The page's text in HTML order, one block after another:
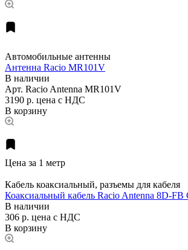
Автомобильные антенны
Антенна Racio MR101V
В наличии
Арт. Racio Antenna MR101V
3190 р. цена с НДС
В корзину
Цена за 1 метр
Кабель коаксиальный, разъемы для кабеля
Коаксиальный кабель Racio Antenna 8D-
В наличии
306 р. цена с НДС
В корзину